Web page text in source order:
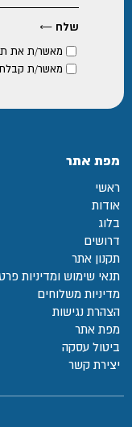
מאשר/ת את
מאשר/ת קבלת
מפת אתר
ראשי
אודות
בלוג
דרושים
תקנון אתר
תנאי שימוש ומדיניות
מדיניות משלוחים
הצהרת נגישות
מפת אתר
ביטול עסקה
יצירת קשר